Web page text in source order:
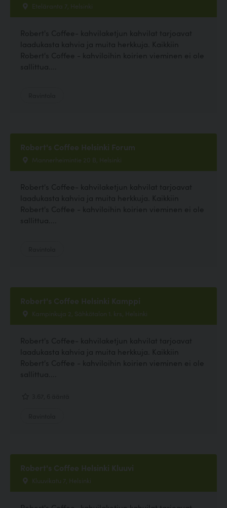
Eteläranta 7, Helsinki
Robert's Coffee- kahvilaketjun kahvilat tarjoavat
laadukasta kahvia ja muita herkkuja. Kaikkiin
Robert's Coffee - kahviloihin koirien vieminen ei ole
sallittua....
Robert's Coffee Helsinki Forum
Mannerheimintie 20 B, Helsinki
Robert's Coffee- kahvilaketjun kahvilat tarjoavat
laadukasta kahvia ja muita herkkuja. Kaikkiin
Robert's Coffee - kahviloihin koirien vieminen ei ole
sallittua....
Robert's Coffee Helsinki Kamppi
Kampinkuja 2, Sähkötalon 1. krs, Helsinki
Robert's Coffee- kahvilaketjun kahvilat tarjoavat
laadukasta kahvia ja muita herkkuja. Kaikkiin
Robert's Coffee - kahviloihin koirien vieminen ei ole
sallittua....
Robert's Coffee Helsinki Kluuvi
Kluuvikatu 7, Helsinki